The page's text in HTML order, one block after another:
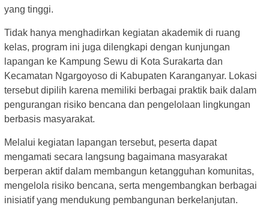
yang tinggi.
Tidak hanya menghadirkan kegiatan akademik di ruang
kelas, program ini juga dilengkapi dengan kunjungan
lapangan ke Kampung Sewu di Kota Surakarta dan
Kecamatan Ngargoyoso di Kabupaten Karanganyar. Lokasi
tersebut dipilih karena memiliki berbagai praktik baik dalam
pengurangan risiko bencana dan pengelolaan lingkungan
berbasis masyarakat.
Melalui kegiatan lapangan tersebut, peserta dapat
mengamati secara langsung bagaimana masyarakat
berperan aktif dalam membangun ketangguhan komunitas,
mengelola risiko bencana, serta mengembangkan berbagai
inisiatif yang mendukung pembangunan berkelanjutan.